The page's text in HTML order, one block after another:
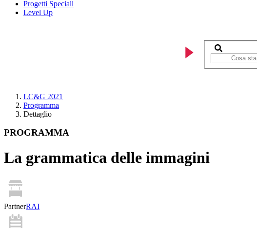
Progetti Speciali
Level Up
LC&G 2021
Programma
Dettaglio
PROGRAMMA
La grammatica delle immagini
PartnerRAI